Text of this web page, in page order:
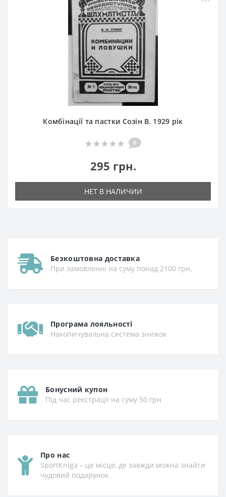
Комбінації та пастки Созін В. 1929 рік
0
295 грн.
НЕТ В НАЛИЧИИ
Безкоштовна доставка
При замовленні на суму понад 2100 грн.
Програма лояльності
Накопичувальна система знижок
Бонусний купон
Під час реєстрації на суму 50 грн
Про нас
SportKniga – це місце, де завжди можна знайти
чудовий подарунок.